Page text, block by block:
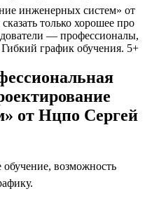
инженерных систем» от
только хорошее про
— профессионалы,
график обучения. 5+
от Нцпо Сергей
обучение, возможность